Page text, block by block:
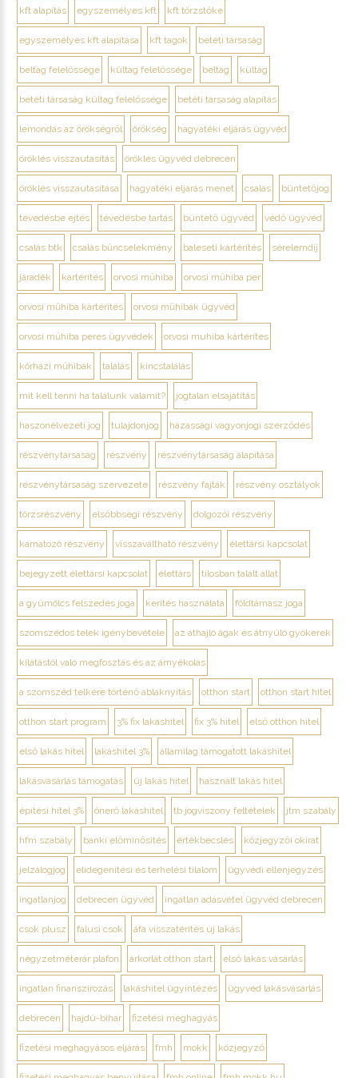
kft alapítás egyszemélyes kft kft törzstőke
egyszemélyes kft alapítása kft tagok betéti társaság
beltag felelőssége kültag felelőssége beltag kültag
betéti társaság kültag felelőssége betéti társaság alapítás
lemondás az örökségről örökség hagyatéki eljárás ügyvéd
öröklés visszautasítás öröklés ügyvéd debrecen
öröklés visszautasítása hagyatéki eljárás menet csalás büntetőjog
tévedésbe ejtés tévedésbe tartás büntető ügyvéd védő ügyvéd
csalás btk csalás bűncselekmény baleseti kártérítés sérelemdíj
járadék kártérítés orvosi műhiba orvosi műhiba per
orvosi műhiba kártérítés orvosi műhibák ügyvéd
orvosi műhiba peres ügyvédek orvosi muhiba kártérítes
kórházi műhibák találás kincstalálás
mit kell tenni ha találunk valamit? jogtalan elsajátítás
haszonélvezeti jog tulajdonjog házassági vagyonjogi szerződés
részvénytársaság részvény részvénytársaság alapítása
részvénytársaság szervezete részvény fajták részvény osztályok
törzsrészvény elsőbbségi részvény dolgozói részvény
kamatozó részvény visszaváltható részvény élettársi kapcsolat
bejegyzett élettársi kapcsolat élettárs tilosban talált állat
a gyümölcs felszedés joga kerítés használata földtámasz joga
szomszédos telek igénybevétele az áthajló ágak és átnyúló gyökerek
kilátástól való megfosztás és az árnyékolás
a szomszéd telkére történő ablaknyitás otthon start otthon start hitel
otthon start program 3% fix lakáshitel fix 3% hitel első otthon hitel
első lakás hitel lakáshitel 3% államilag támogatott lakáshitel
lakásvásárlás támogatás új lakás hitel használt lakás hitel
építési hitel 3% önerő lakáshitel tb jogviszony feltételek jtm szabály
hfm szabály banki előminősítés értékbecslés közjegyzői okirat
jelzálogjog elidegenítési és terhelési tilalom ügyvédi ellenjegyzés
ingatlanjog debrecen ügyvéd ingatlan adásvétel ügyvéd debrecen
csok plusz falusi csok áfa visszatérítés új lakás
négyzetméterár plafon árkorlát otthon start első lakás vásárlás
ingatlan finanszírozás lakáshitel ügyintézés ügyvéd lakásvásárlás
debrecen hajdú-bihar fizetési meghagyás
fizetési meghagyásos eljárás fmh mokk közjegyző